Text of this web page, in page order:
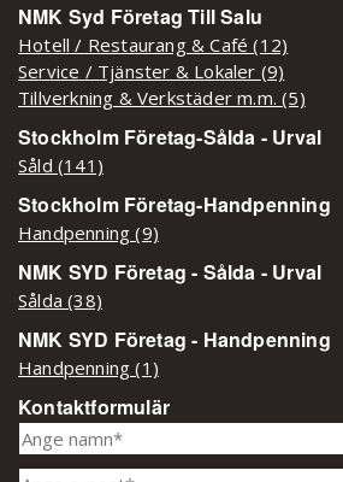
NMK Syd Företag Till Salu
Hotell / Restaurang & Café (12)
Service / Tjänster & Lokaler (9)
Tillverkning & Verkstäder m.m. (5)
Stockholm Företag-Sålda - Urval
Såld (141)
Stockholm Företag-Handpenning
Handpenning (9)
NMK SYD Företag - Sålda - Urval
Sålda (38)
NMK SYD Företag - Handpenning
Handpenning (1)
Kontaktformulär